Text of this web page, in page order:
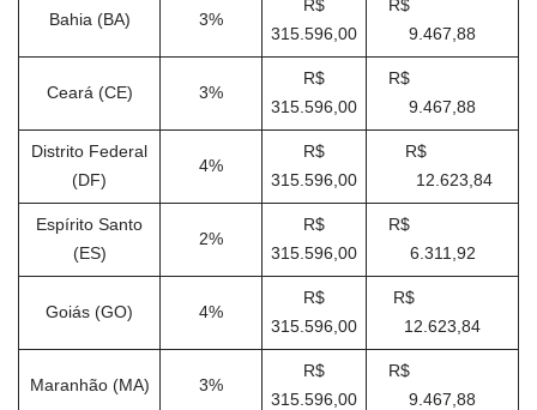
Bahia (BA) 3%
R$
315.596,00
R$
9.467,88
Ceará (CE) 3%
R$
315.596,00
R$
9.467,88
Distrito Federal
(DF)
4%
R$
315.596,00
R$
12.623,84
Espírito Santo
(ES)
2%
R$
315.596,00
R$
6.311,92
Goiás (GO) 4%
R$
315.596,00
R$
12.623,84
Maranhão (MA) 3%
R$
315.596,00
R$
9.467,88